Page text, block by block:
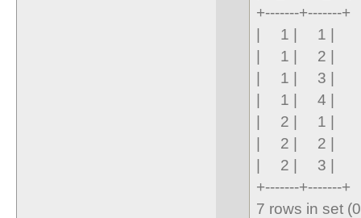
+-------+-------+
| 1 | 1 |
| 1 | 2 |
| 1 | 3 |
| 1 | 4 |
| 2 | 1 |
| 2 | 2 |
| 2 | 3 |
+-------+-------+
7 rows in set